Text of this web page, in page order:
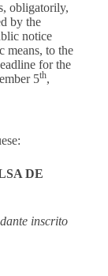
obligatorily,
by the
notice
means, to the
for the
5th,
DE
inscrito